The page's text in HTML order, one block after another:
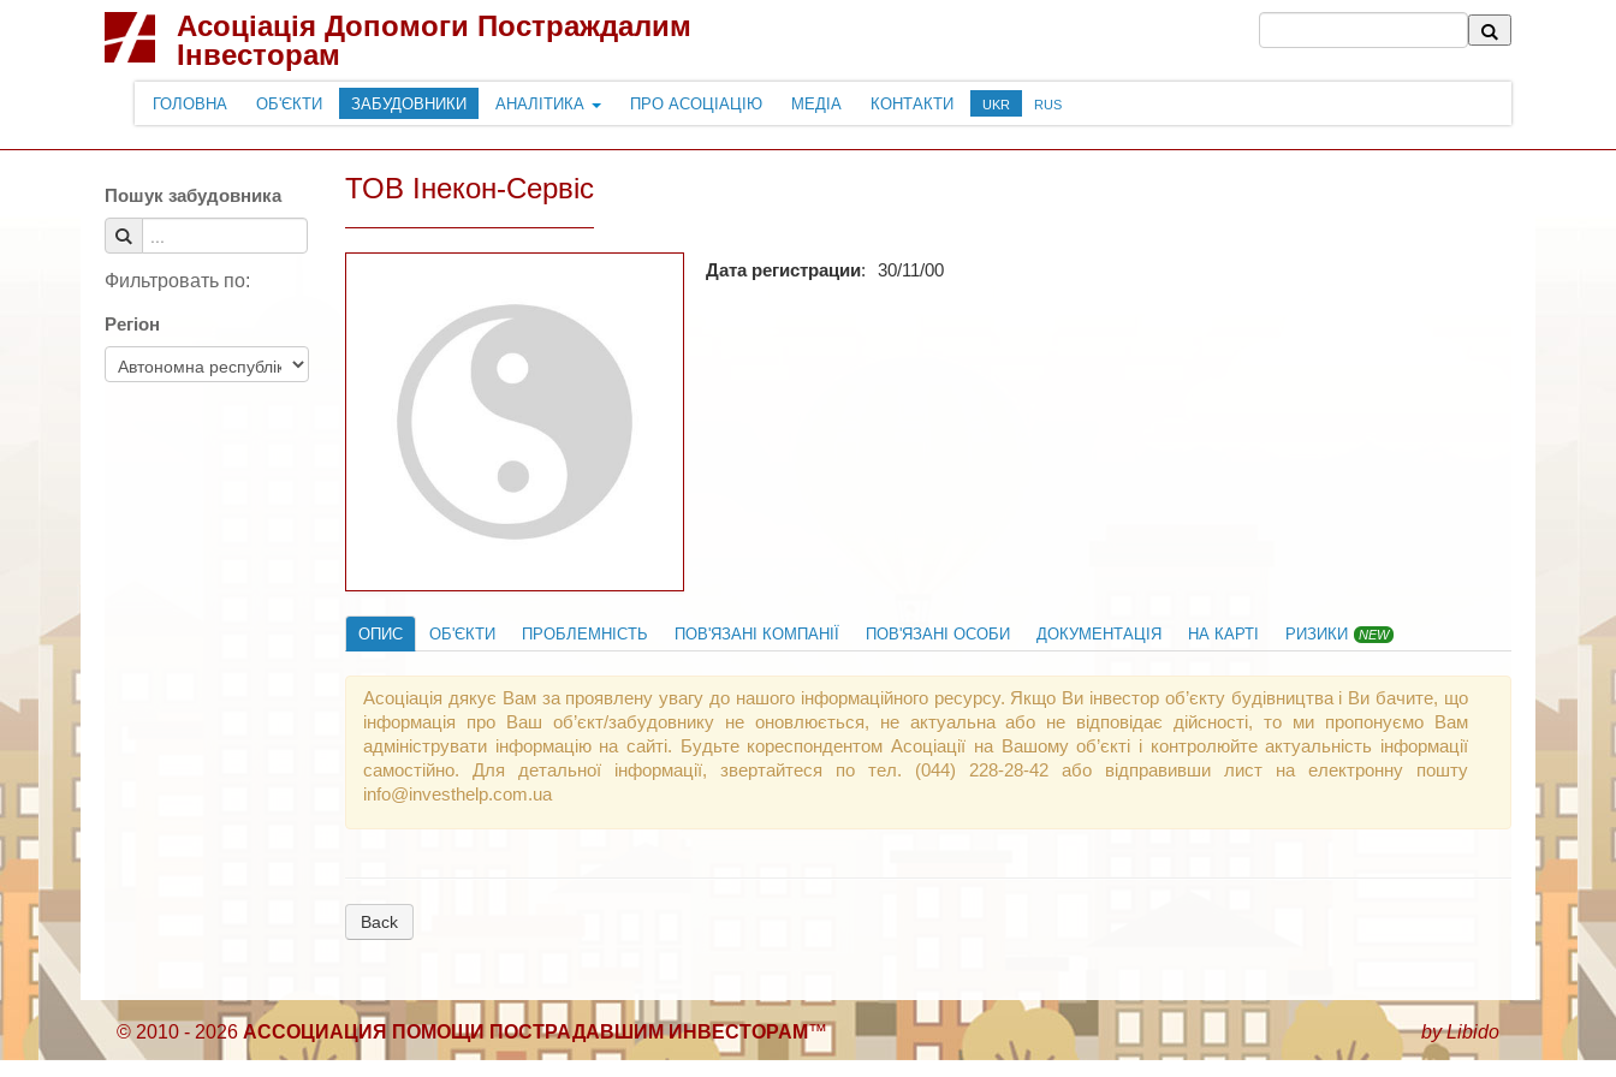
Асоціація Допомоги Постраждалим
Інвесторам
ГОЛОВНА ОБ'ЄКТИ ЗАБУДОВНИКИ АНАЛІТИКА ПРО АСОЦІАЦІЮ МЕДІА КОНТАКТИ UKR RUS
Пошук забудовника
Фильтровать по:
Регіон
ТОВ Інекон-Сервіс
Дата регистрации: 30/11/00
ОПИС ОБ'ЄКТИ ПРОБЛЕМНІСТЬ ПОВ'ЯЗАНІ КОМПАНІЇ ПОВ'ЯЗАНІ ОСОБИ ДОКУМЕНТАЦІЯ НА КАРТІ РИЗИКИ NEW
Асоціація дякує Вам за проявлену увагу до нашого інформаційного ресурсу. Якщо Ви інвестор об’єкту будівництва і Ви бачите, що
інформація про Ваш об’єкт/забудовнику не оновлюється, не актуальна або не відповідає дійсності, то ми пропонуємо Вам
адмініструвати інформацію на сайті. Будьте кореспондентом Асоціації на Вашому об’єкті і контролюйте актуальність інформації
самостійно. Для детальної інформації, звертайтеся по тел. (044) 228-28-42 або відправивши лист на електронну пошту
info@investhelp.com.ua
Back
© 2010 - 2026 АССОЦИАЦИЯ ПОМОЩИ ПОСТРАДАВШИМ ИНВЕСТОРАМ™ by Libido